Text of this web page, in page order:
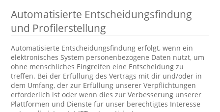
Automatisierte Entscheidungsfindung
und Profilerstellung
Automatisierte Entscheidungsfindung erfolgt, wenn ein
elektronisches System personenbezogene Daten nutzt, um
ohne menschliches Eingreifen eine Entscheidung zu
treffen. Bei der Erfüllung des Vertrags mit dir und/oder in
dem Umfang, der zur Erfüllung unserer Verpflichtungen
erforderlich ist oder wenn dies zur Verbesserung unserer
Plattformen und Dienste für unser berechtigtes Interesse